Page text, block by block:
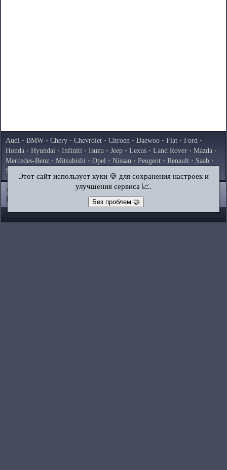
Audi • BMW • Chery • Chevrolet • Citroen • Daewoo • Fiat • Ford •
Honda • Hyundai • Infiniti • Isuzu • Jeep • Lexus • Land Rover • Mazda •
Mercedes-Benz • Mitsubishi • Opel • Nissan • Peugeot • Renault • Saab •
Skoda
Volkswagen
AutoInstruction.ru © 2020–2026|Полная версия
Карта сайта
Контакты|Поиск по сайту
Этот сайт использует куки 🍪 для сохранения настроек и
улучшения сервиса 📈.
Без проблем 🤝